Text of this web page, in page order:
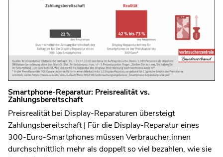
Smartphone-Reparatur: Preisrealität vs.
Zahlungsbereitschaft
Preisrealität bei Display-Reparaturen übersteigt
Zahlungsbereitschaft | Für die Display-Reparatur eines
300-Euro-Smartphones müssen Verbraucher:innen
durchschnittlich mehr als doppelt so viel bezahlen, wie sie